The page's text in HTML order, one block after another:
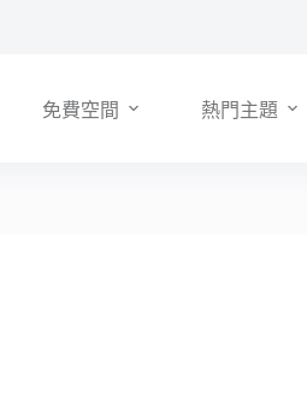
免費空間 熱門主題